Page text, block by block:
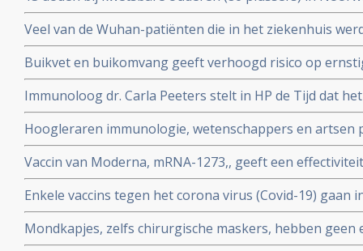
vaccin van Pfizer of Moderna.
Veel van de Wuhan-patiënten die in het ziekenhuis
had zes maanden later nog steeds symptomen, zo
Buikvet en buikomvang geeft verhoogd risico op
coronavirus - Covid-19 blijkt uit Nederlandse studie
Immunoloog dr. Carla Peeters stelt in HP de Tijd dat
risico's is. En onderbouwt dat met ervaringen met het
Hoogleraren immunologie, wetenschappers en artsen
vitamine D tegen Covid-19. Er is steeds meer bewijs
coronavirus - Covid-19
Vaccin van Moderna, mRNA-1273,, geeft een
19 blijkt uit een tussenevaluatie.
Enkele vaccins tegen het corona virus (Covid-19) gaan
onderzocht worden na goede resultaten bij groepen
Mondkapjes, zelfs chirurgische maskers, hebben
tientallen gerandomiseerde studies. Dit in